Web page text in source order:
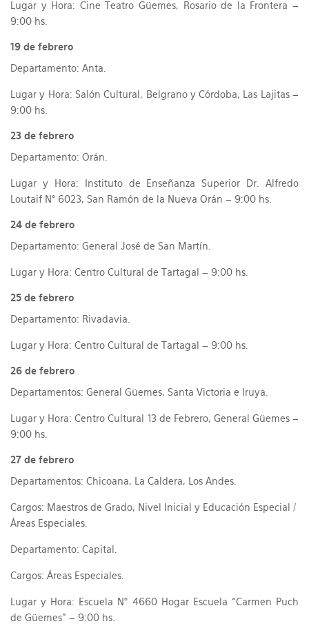
Lugar y Hora: Cine Teatro Güemes, Rosario de la Frontera –
9:00 hs.
19 de febrero
Departamento: Anta.
Lugar y Hora: Salón Cultural, Belgrano y Córdoba, Las Lajitas –
9:00 hs.
23 de febrero
Departamento: Orán.
Lugar y Hora: Instituto de Enseñanza Superior Dr. Alfredo
Loutaif N° 6023, San Ramón de la Nueva Orán – 9:00 hs.
24 de febrero
Departamento: General José de San Martín.
Lugar y Hora: Centro Cultural de Tartagal – 9:00 hs.
25 de febrero
Departamento: Rivadavia.
Lugar y Hora: Centro Cultural de Tartagal – 9:00 hs.
26 de febrero
Departamentos: General Güemes, Santa Victoria e Iruya.
Lugar y Hora: Centro Cultural 13 de Febrero, General Güemes –
9:00 hs.
27 de febrero
Departamentos: Chicoana, La Caldera, Los Andes.
Cargos: Maestros de Grado, Nivel Inicial y Educación Especial /
Áreas Especiales.
Departamento: Capital.
Cargos: Áreas Especiales.
Lugar y Hora: Escuela N° 4660 Hogar Escuela “Carmen Puch
de Güemes” – 9:00 hs.